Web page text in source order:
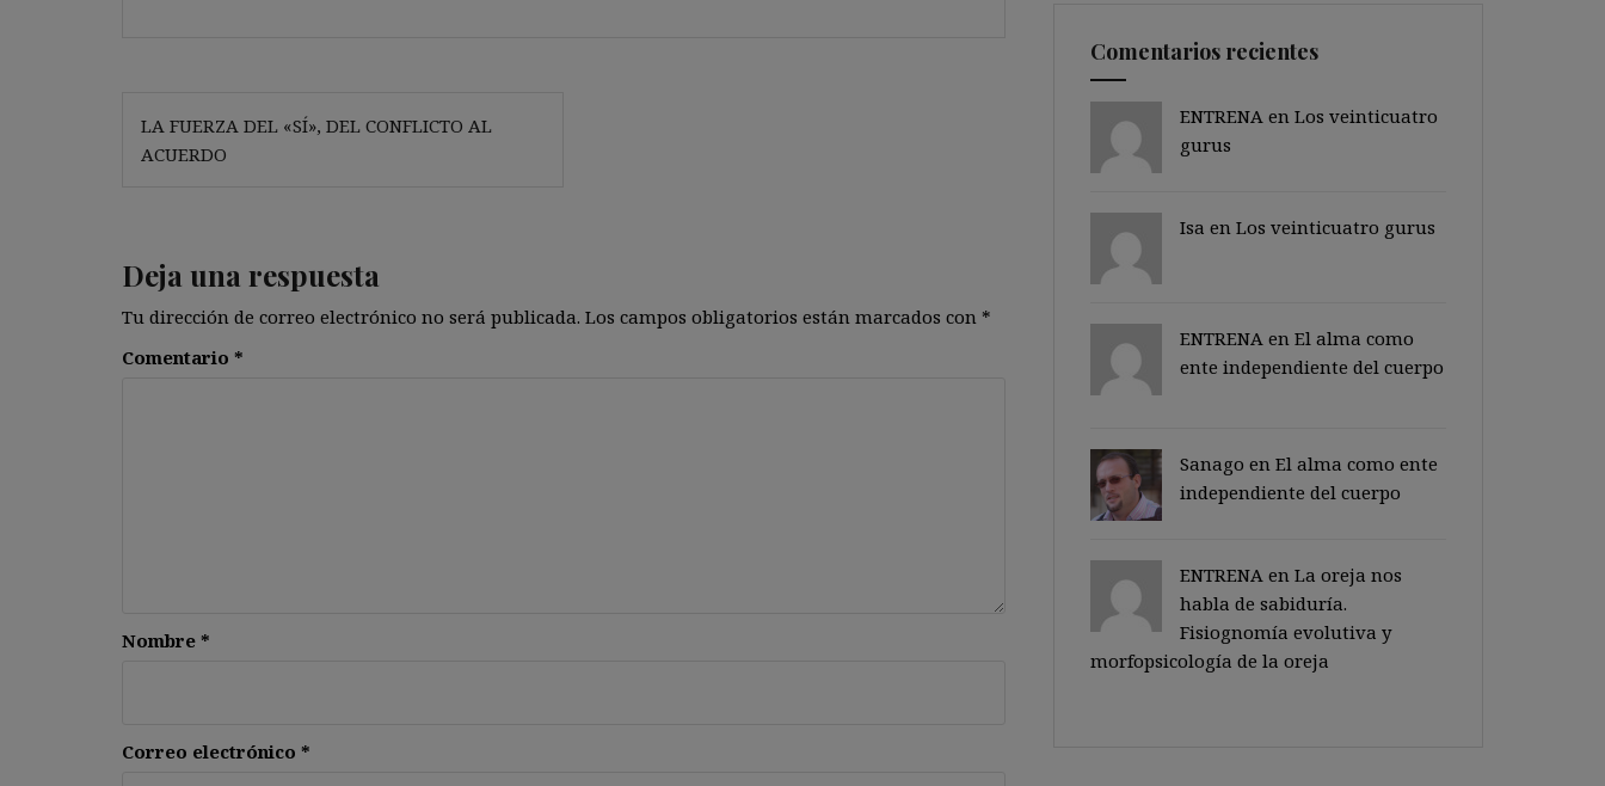
Navegación
de
LA FUERZA DEL «SÍ», DEL CONFLICTO AL
ACUERDO
Deja una respuesta
Tu dirección de correo electrónico no será publicada. Los campos obligatorios están marcados con *
Comentario *
Nombre *
Correo electrónico *
Comentarios recientes
ENTRENA en Los veinticuatro
gurus
Isa en Los veinticuatro gurus
ENTRENA en El alma como
ente independiente del cuerpo
Sanago en El alma como ente
independiente del cuerpo
ENTRENA en La oreja nos
habla de sabiduría.
Fisiognomía evolutiva y
morfopsicología de la oreja